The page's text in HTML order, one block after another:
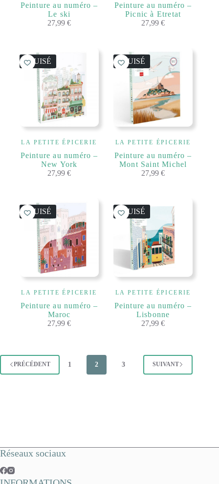
Peinture au numéro –
Le ski
27,99€
Peinture au numéro –
Picnic à Etretat
27,99€
ÉPUISÉ
LA PETITE ÉPICERIE
Peinture au numéro –
New York
27,99€
ÉPUISÉ
LA PETITE ÉPICERIE
Peinture au numéro –
Mont Saint Michel
27,99€
ÉPUISÉ
LA PETITE ÉPICERIE
Peinture au numéro –
Maroc
27,99€
ÉPUISÉ
LA PETITE ÉPICERIE
Peinture au numéro –
Lisbonne
27,99€
PRÉCÉDENT 1 2 3 SUIVANT
Réseaux sociaux